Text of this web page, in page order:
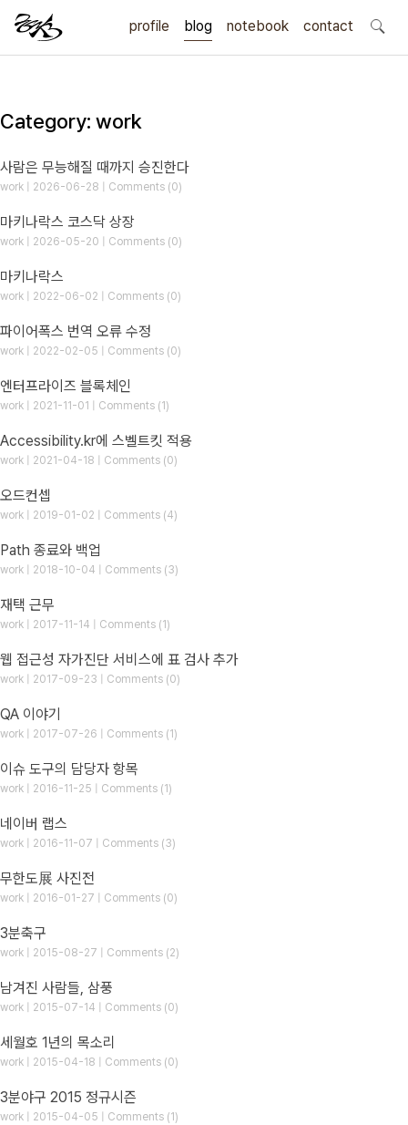
profile blog notebook contact
search
Category: work
사람은 무능해질 때까지 승진한다
work | 2026-06-28 | Comments (0)
마키나락스 코스닥 상장
work | 2026-05-20 | Comments (0)
마키나락스
work | 2022-06-02 | Comments (0)
파이어폭스 번역 오류 수정
work | 2022-02-05 | Comments (0)
엔터프라이즈 블록체인
work | 2021-11-01 | Comments (1)
Accessibility.kr에 스벨트킷 적용
work | 2021-04-18 | Comments (0)
오드컨셉
work | 2019-01-02 | Comments (4)
Path 종료와 백업
work | 2018-10-04 | Comments (3)
재택 근무
work | 2017-11-14 | Comments (1)
웹 접근성 자가진단 서비스에 표 검사 추가
work | 2017-09-23 | Comments (0)
QA 이야기
work | 2017-07-26 | Comments (1)
이슈 도구의 담당자 항목
work | 2016-11-25 | Comments (1)
네이버 랩스
work | 2016-11-07 | Comments (3)
무한도展 사진전
work | 2016-01-27 | Comments (0)
3분축구
work | 2015-08-27 | Comments (2)
남겨진 사람들, 삼풍
work | 2015-07-14 | Comments (0)
세월호 1년의 목소리
work | 2015-04-18 | Comments (0)
3분야구 2015 정규시즌
work | 2015-04-05 | Comments (1)